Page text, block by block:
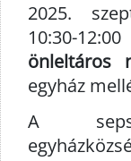
2025.
10:30-
önleltáros
egyház
A